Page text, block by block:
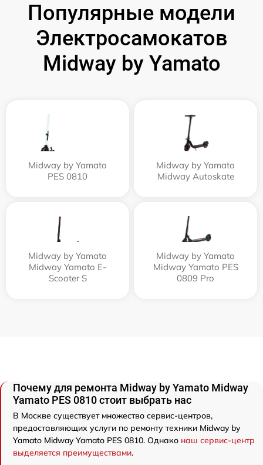
Популярные модели
Электросамокатов
Midway by Yamato
Midway by Yamato
PES 0810
Midway by Yamato
Midway Autoskate
Midway by Yamato
Midway Yamato E-
Scooter S
Midway by Yamato
Midway Yamato PES
0809 Pro
Почему для ремонта Midway by Yamato Midway
Yamato PES 0810 стоит выбрать нас
В Москве существует множество сервис-центров,
предоставляющих услуги по ремонту техники Midway by
Yamato Midway Yamato PES 0810. Однако наш сервис-центр
выделяется преимуществами.